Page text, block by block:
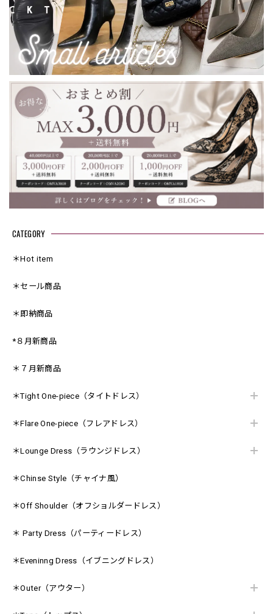
CATEGORY
＊Hot item
＊セール商品
＊即納商品
*８月新商品
＊７月新商品
＊Tight One-piece（タイトドレス）
＊Flare One-piece（フレアドレス）
＊Lounge Dress（ラウンジドレス）
＊Chinse Style（チャイナ風）
＊Off Shoulder（オフショルダードレス）
＊ Party Dress（パーティードレス）
＊Eveninng Dress（イブニングドレス）
＊Outer（アウター）